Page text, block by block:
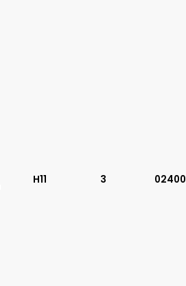
H11 3 02400